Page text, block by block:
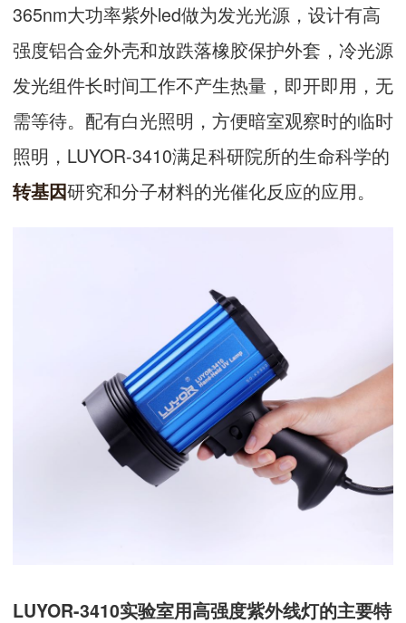
365nm大功率紫外led做为发光光源，设计有高
强度铝合金外壳和放跌落橡胶保护外套，冷光源
发光组件长时间工作不产生热量，即开即用，无
需等待。配有白光照明，方便暗室观察时的临时
照明，LUYOR-3410满足科研院所的生命科学的
转基因研究和分子材料的光催化反应的应用。
LUYOR-3410实验室用高强度紫外线灯的主要特